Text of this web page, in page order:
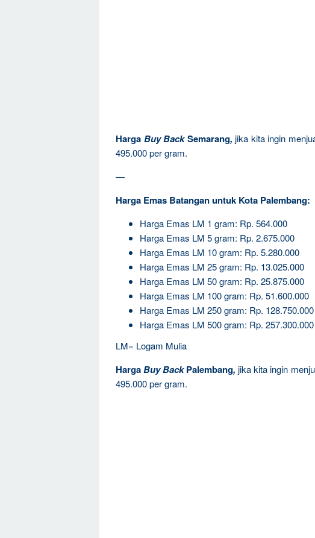
Harga Buy BackSemarang,jika kita ingin
495.000 per gram.
—
Harga Emas Batangan untuk Kota Palembang:
Harga Emas LM 1 gram: Rp. 564.000
Harga Emas LM 5 gram: Rp. 2.675.000
Harga Emas LM 10 gram: Rp. 5.280.000
Harga Emas LM 25 gram: Rp. 13.025.000
Harga Emas LM 50 gram: Rp. 25.875.000
Harga Emas LM 100 gram: Rp. 51.600.000
Harga Emas LM 250 gram: Rp. 128.750.000
Harga Emas LM 500 gram: Rp. 257.300.000
LM= Logam Mulia
HargaBuy BackPalembang, jika kita ingin
495.000 per gram.